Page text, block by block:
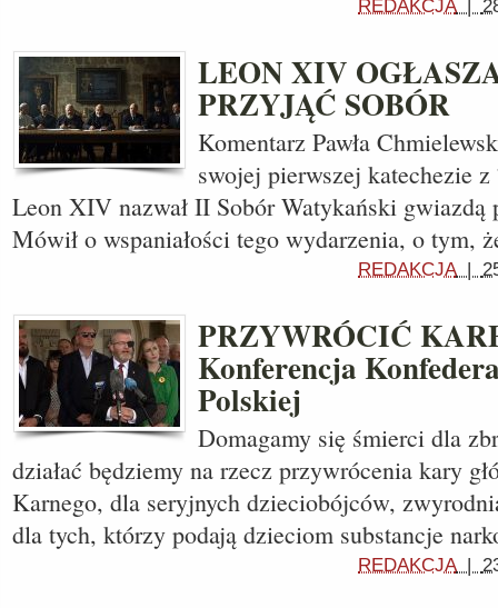
REDAKCJA|
LEON XIV
PRZYJĄĆ SOBÓR
Komentarz Pawła
swojej pierwszej katechezie
Leon XIV nazwał II Sobór Watykański gwiazdą
Mówił o wspaniałości tego wydarzenia, o tym,
REDAKCJA|
PRZYWRÓCIĆ
Konferencja
Polskiej
Domagamy się śmierci dla
działać będziemy na rzecz przywrócenia kary
Karnego, dla seryjnych dzieciobójców,
dla tych, którzy podają dzieciom substancje
REDAKCJA|